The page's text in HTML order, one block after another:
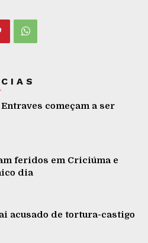
Entraves começam a ser
feridos em Criciúma e
dia
acusado de tortura-castigo